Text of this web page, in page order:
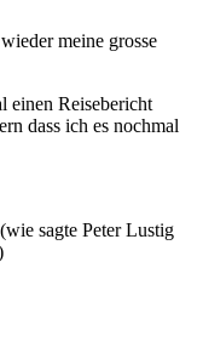
meine grosse
einen Reisebericht
dass ich es nochmal
sagte Peter Lustig